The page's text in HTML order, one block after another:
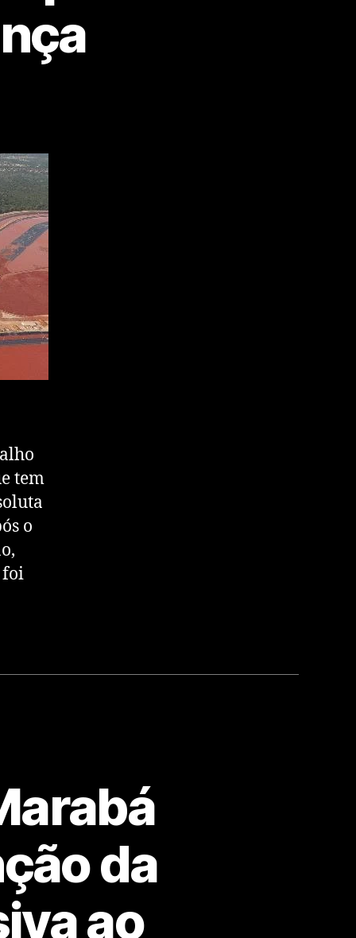
tem
o
foi
da
ao